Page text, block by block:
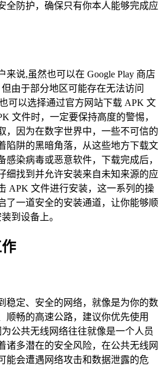
全防护，确保只有你本人能够完成应
来说,虽然也可以在 Google Play 商店
由于部分地区可能存在无法访问
可以选择通过官方网站下载 APK 文
文件时，一定要保持高度的警惕，
，因为在数字世界中，一些不可信的
陷阱的黑暗角落，从这些地方下载文
感染病毒或恶意软件，下载完成后，
细找到并允许安装来自未知来源的应
APK 文件进行安装，这一系列的操
了一道安全的安装通道，让你能够顺
到设备上。
稳定、安全的网络，就像是为你的数
顺畅的高速公路，建议你优先使用
公共无线网络往往就像是一个人员
诸多潜在的安全风险，在公共无线网
能会遭遇网络攻击和数据泄露的危